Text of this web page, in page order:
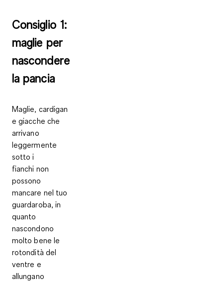
Consiglio 1:
maglie per
nascondere
la pancia
Maglie, cardigan
e giacche che
arrivano
leggermente
sotto i
fianchi non
possono
mancare nel tuo
guardaroba, in
quanto
nascondono
molto bene le
rotondità del
ventre e
allungano